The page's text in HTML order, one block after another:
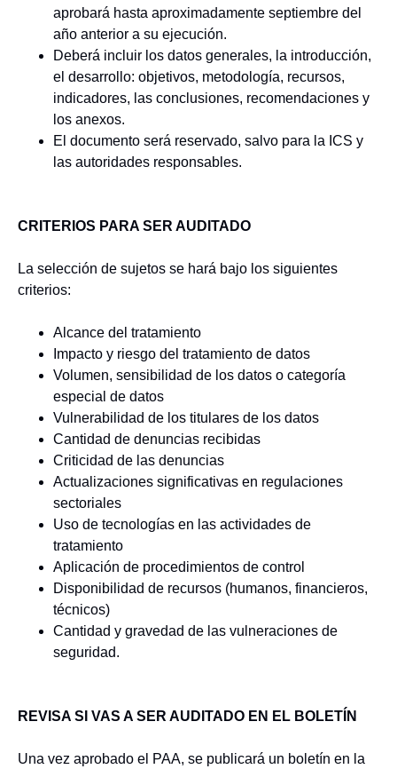
aprobará hasta aproximadamente septiembre del
año anterior a su ejecución.
Deberá incluir los datos generales, la introducción,
el desarrollo: objetivos, metodología, recursos,
indicadores, las conclusiones, recomendaciones y
los anexos.
El documento será reservado, salvo para la ICS y
las autoridades responsables.
CRITERIOS PARA SER AUDITADO
La selección de sujetos se hará bajo los siguientes
criterios:
Alcance del tratamiento
Impacto y riesgo del tratamiento de datos
Volumen, sensibilidad de los datos o categoría
especial de datos
Vulnerabilidad de los titulares de los datos
Cantidad de denuncias recibidas
Criticidad de las denuncias
Actualizaciones significativas en regulaciones
sectoriales
Uso de tecnologías en las actividades de
tratamiento
Aplicación de procedimientos de control
Disponibilidad de recursos (humanos, financieros,
técnicos)
Cantidad y gravedad de las vulneraciones de
seguridad.
REVISA SI VAS A SER AUDITADO EN EL BOLETÍN
Una vez aprobado el PAA, se publicará un boletín en la